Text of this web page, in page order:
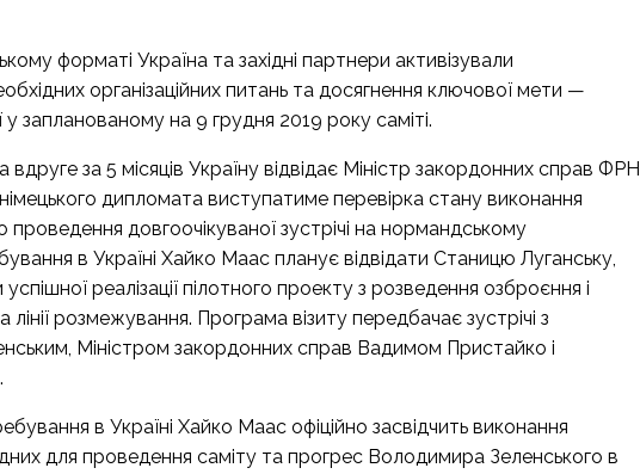
форматі Україна та західні партнери активізували
організаційних питань та досягнення ключової мети —
у запланованому на 9 грудня 2019 року саміті.
за 5 місяців Україну відвідає Міністр закордонних справ ФРН
дипломата виступатиме перевірка стану виконання
довгоочікуваної зустрічі на нормандському
в Україні Хайко Маас планує відвідати Станицю Луганську,
реалізації пілотного проекту з розведення озброєння і
розмежування. Програма візиту передбачає зустрічі з
Міністром закордонних справ Вадимом Пристайко і
в Україні Хайко Маас офіційно засвідчить виконання
для проведення саміту та прогрес Володимира Зеленського в